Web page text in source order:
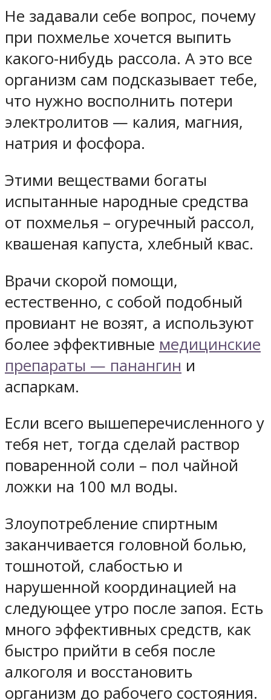
Не задавали себе вопрос, почему
при похмелье хочется выпить
какого-нибудь рассола. А это все
организм сам подсказывает тебе,
что нужно восполнить потери
электролитов — калия, магния,
натрия и фосфоpa.
Этими веществами богаты
испытанные народные средства
от похмелья – огуречный рассол,
квашеная капуста, хлебный квас.
Врачи скорой помощи,
естественно, с собой подобный
провиант не возят, а используют
более эффективные медицинские
препараты — панангин и
аспаркам.
Если всего вышеперечисленного у
тебя нет, тогда сделай раствор
поваренной соли – пол чайной
ложки на 100 мл воды.
Злоупотребление спиртным
заканчивается головной болью,
тошнотой, слабостью и
нарушенной координацией на
следующее утро после запоя. Есть
много эффективных средств, как
быстро прийти в себя после
алкоголя и восстановить
организм до рабочего состояния.